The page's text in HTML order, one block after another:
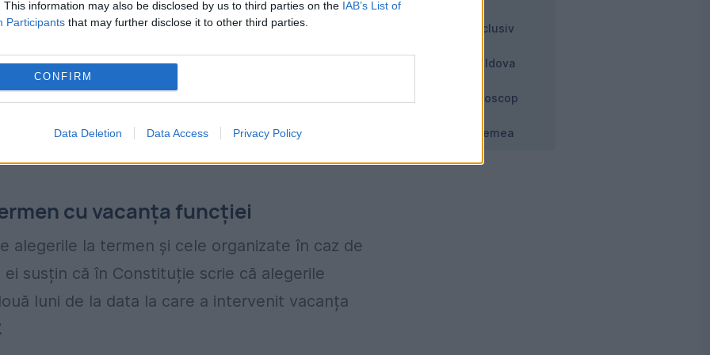
This information may also be disclosed by us to third parties on the IAB’s List of
Participants that may further disclose it to other third parties.
CONFIRM
Data Deletion Data Access Privacy Policy
constituționalitate a articolului 135, aliniatul 2
pentru funcția de Președinte al
90 de zile înainte de data expirării mandatului
termenul stabilit la art. 90 alin. (4) din
cu vacanța funcției
alegerile la termen și cele organizate în caz de
susțin că în Constituție scrie că alegerile
luni de la data la care a intervenit vacanța
Exclusiv
Moldova
Horoscop
Vremea